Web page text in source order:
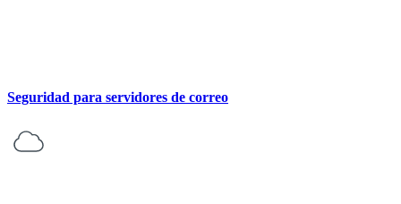
Seguridad para servidores de correo